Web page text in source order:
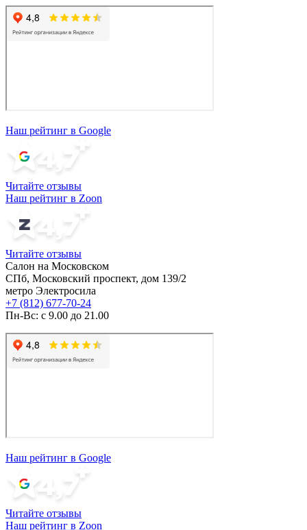
Наш рейтинг в Google
Читайте отзывы
Наш рейтинг в Zoon
Читайте отзывы
Салон на Московском
СПб, Московский проспект, дом 139/2
метро Электросила
+7 (812) 677-70-24
Пн-Вс: с 9.00 до 21.00
Наш рейтинг в Google
Читайте отзывы
Наш рейтинг в Zoon